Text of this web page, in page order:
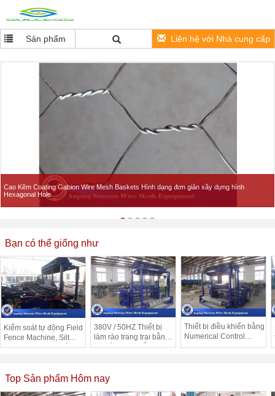
Sản phẩm Liên hệ với Nhà cung cấp
Cao Kẽm Coating Gabion Wire Mesh Baskets Hình dạng đơn giản xây dựng hình
Hexagonal Hole
Bạn có thể giống như
Kiểm soát tự động Field
Fence Machine, Silt
Fence Machine Tiếng
380V / 50HZ Thiết bị
làm rào trang trại bằng
cỏ để bảo vệ dễ dàng
Thiết bị điều khiển bằng
Numerical Control
Panel
Top Sản phẩm Hôm nay